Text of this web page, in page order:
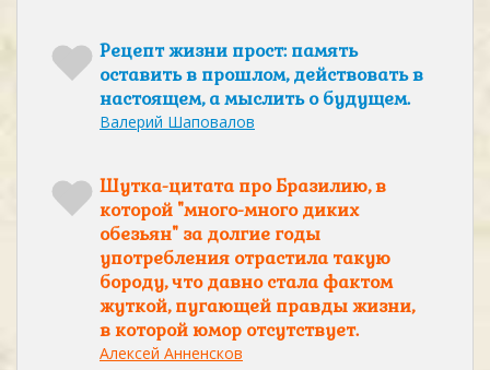
Рецепт жизни прост: память
оставить в прошлом, действовать в
настоящем, а мыслить о будущем.
Валерий Шаповалов
Шутка-цитата про Бразилию, в
которой "много-много диких
обезьян" за долгие годы
употребления отрастила такую
бороду, что давно стала фактом
жуткой, пугающей правды жизни,
в которой юмор отсутствует.
Алексей Анненсков